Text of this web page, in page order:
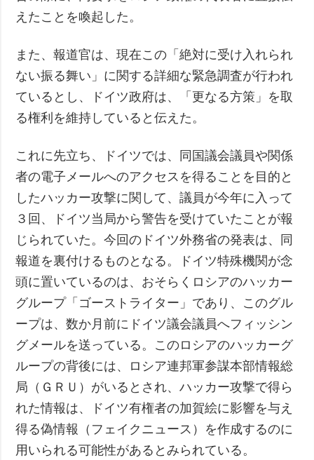
えたことを喚起した。
また、報道官は、現在この「絶対に受け入れられ
ない振る舞い」に関する詳細な緊急調査が行われ
ているとし、ドイツ政府は、「更なる方策」を取
る権利を維持していると伝えた。
これに先立ち、ドイツでは、同国議会議員や関係
者の電子メールへのアクセスを得ることを目的と
したハッカー攻撃に関して、議員が今年に入って
３回、ドイツ当局から警告を受けていたことが報
じられていた。今回のドイツ外務省の発表は、同
報道を裏付けるものとなる。ドイツ特殊機関が念
頭に置いているのは、おそらくロシアのハッカー
グループ「ゴーストライター」であり、このグル
ープは、数か月前にドイツ議会議員へフィッシン
グメールを送っている。このロシアのハッカーグ
ループの背後には、ロシア連邦軍参謀本部情報総
局（ＧＲＵ）がいるとされ、ハッカー攻撃で得ら
れた情報は、ドイツ有権者の加賀絵に影響を与え
得る偽情報（フェイクニュース）を作成するのに
用いられる可能性があるとみられている。